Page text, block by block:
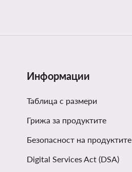
Информации
Таблица с размери
Грижа за продуктите
Безопасност на продуктите
Digital Services Act (DSA)